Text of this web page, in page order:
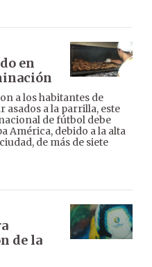
en
a los habitantes de
asados a la parrilla, este
de fútbol debe
América, debido a la alta
de más de siete
de la